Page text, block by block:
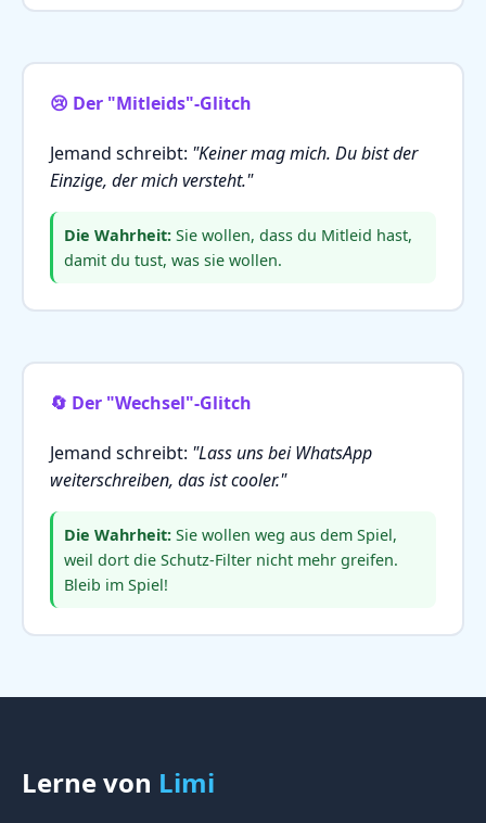
😢 Der "Mitleids"-Glitch
Jemand schreibt: "Keiner mag mich. Du bist der
Einzige, der mich versteht."
Die Wahrheit: Sie wollen, dass du Mitleid hast,
damit du tust, was sie wollen.
🔄 Der "Wechsel"-Glitch
Jemand schreibt: "Lass uns bei WhatsApp
weiterschreiben, das ist cooler."
Die Wahrheit: Sie wollen weg aus dem Spiel,
weil dort die Schutz-Filter nicht mehr greifen.
Bleib im Spiel!
Lerne von Limi